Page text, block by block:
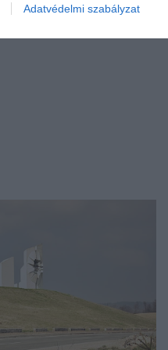
Adatvédelmi szabályzat